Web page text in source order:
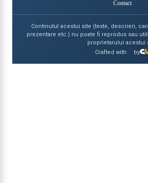
Contact
Continutul acestui site (texte, descrieri,
prezentare etc.) nu poate fi reprodus sau
proprietarului acestui
Crafted with
by